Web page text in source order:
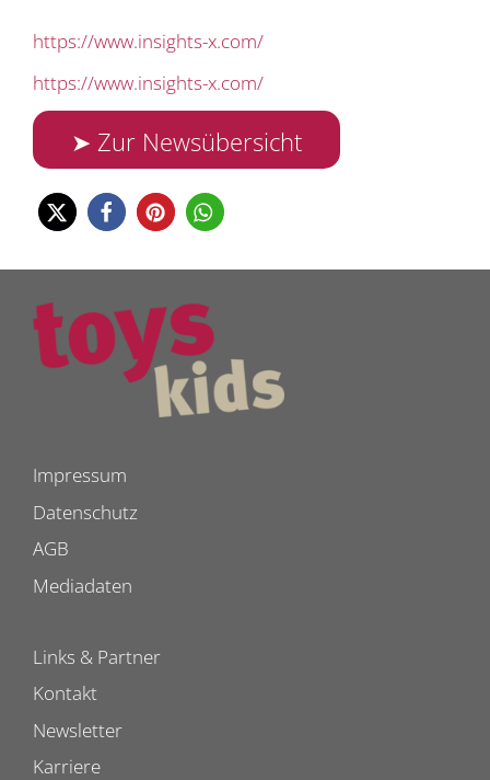
https://www.insights-x.com/
https://www.insights-x.com/
➤ Zur Newsübersicht
Impressum
Datenschutz
AGB
Mediadaten
Links & Partner
Kontakt
Newsletter
Karriere